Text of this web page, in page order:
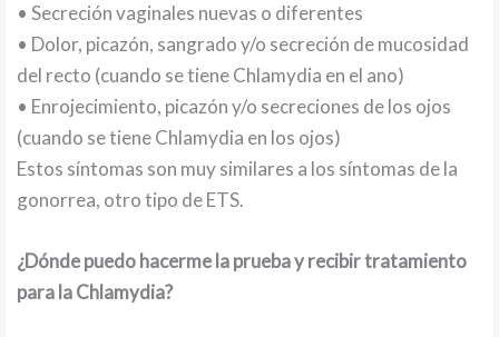
• Secreción vaginales nuevas o diferentes
• Dolor, picazón, sangrado y/o secreción de mucosidad
del recto (cuando se tiene Chlamydia en el ano)
• Enrojecimiento, picazón y/o secreciones de los ojos
(cuando se tiene Chlamydia en los ojos)
Estos síntomas son muy similares a los síntomas de la
gonorrea, otro tipo de ETS.
¿Dónde puedo hacerme la prueba y recibir tratamiento
para la Chlamydia?